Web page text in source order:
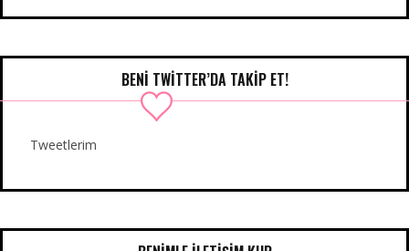
BENI TWITTER’DA TAKIP ET!
Tweetlerim